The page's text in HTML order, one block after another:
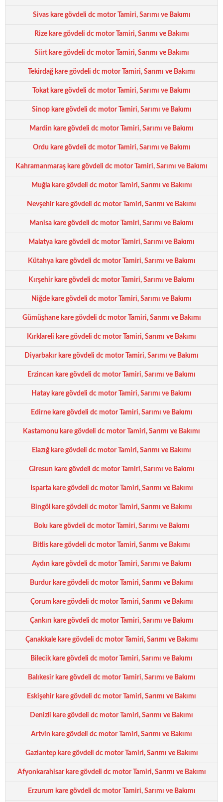
Sivas kare gövdeli dc motor Tamiri, Sarımı ve Bakımı
Rize kare gövdeli dc motor Tamiri, Sarımı ve Bakımı
Siirt kare gövdeli dc motor Tamiri, Sarımı ve Bakımı
Tekirdağ kare gövdeli dc motor Tamiri, Sarımı ve Bakımı
Tokat kare gövdeli dc motor Tamiri, Sarımı ve Bakımı
Sinop kare gövdeli dc motor Tamiri, Sarımı ve Bakımı
Mardin kare gövdeli dc motor Tamiri, Sarımı ve Bakımı
Ordu kare gövdeli dc motor Tamiri, Sarımı ve Bakımı
Kahramanmaraş kare gövdeli dc motor Tamiri, Sarımı ve Bakımı
Muğla kare gövdeli dc motor Tamiri, Sarımı ve Bakımı
Nevşehir kare gövdeli dc motor Tamiri, Sarımı ve Bakımı
Manisa kare gövdeli dc motor Tamiri, Sarımı ve Bakımı
Malatya kare gövdeli dc motor Tamiri, Sarımı ve Bakımı
Kütahya kare gövdeli dc motor Tamiri, Sarımı ve Bakımı
Kırşehir kare gövdeli dc motor Tamiri, Sarımı ve Bakımı
Niğde kare gövdeli dc motor Tamiri, Sarımı ve Bakımı
Gümüşhane kare gövdeli dc motor Tamiri, Sarımı ve Bakımı
Kırklareli kare gövdeli dc motor Tamiri, Sarımı ve Bakımı
Diyarbakır kare gövdeli dc motor Tamiri, Sarımı ve Bakımı
Erzincan kare gövdeli dc motor Tamiri, Sarımı ve Bakımı
Hatay kare gövdeli dc motor Tamiri, Sarımı ve Bakımı
Edirne kare gövdeli dc motor Tamiri, Sarımı ve Bakımı
Kastamonu kare gövdeli dc motor Tamiri, Sarımı ve Bakımı
Elazığ kare gövdeli dc motor Tamiri, Sarımı ve Bakımı
Giresun kare gövdeli dc motor Tamiri, Sarımı ve Bakımı
Isparta kare gövdeli dc motor Tamiri, Sarımı ve Bakımı
Bingöl kare gövdeli dc motor Tamiri, Sarımı ve Bakımı
Bolu kare gövdeli dc motor Tamiri, Sarımı ve Bakımı
Bitlis kare gövdeli dc motor Tamiri, Sarımı ve Bakımı
Aydın kare gövdeli dc motor Tamiri, Sarımı ve Bakımı
Burdur kare gövdeli dc motor Tamiri, Sarımı ve Bakımı
Çorum kare gövdeli dc motor Tamiri, Sarımı ve Bakımı
Çankırı kare gövdeli dc motor Tamiri, Sarımı ve Bakımı
Çanakkale kare gövdeli dc motor Tamiri, Sarımı ve Bakımı
Bilecik kare gövdeli dc motor Tamiri, Sarımı ve Bakımı
Balıkesir kare gövdeli dc motor Tamiri, Sarımı ve Bakımı
Eskişehir kare gövdeli dc motor Tamiri, Sarımı ve Bakımı
Denizli kare gövdeli dc motor Tamiri, Sarımı ve Bakımı
Artvin kare gövdeli dc motor Tamiri, Sarımı ve Bakımı
Gaziantep kare gövdeli dc motor Tamiri, Sarımı ve Bakımı
Afyonkarahisar kare gövdeli dc motor Tamiri, Sarımı ve Bakımı
Erzurum kare gövdeli dc motor Tamiri, Sarımı ve Bakımı